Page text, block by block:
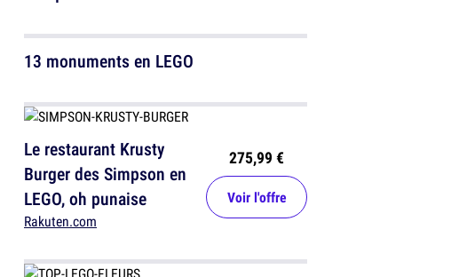
13 monuments en LEGO
Le restaurant Krusty
Burger des Simpson en
LEGO, oh punaise
Rakuten.com
275,99 €
Voir l'offre